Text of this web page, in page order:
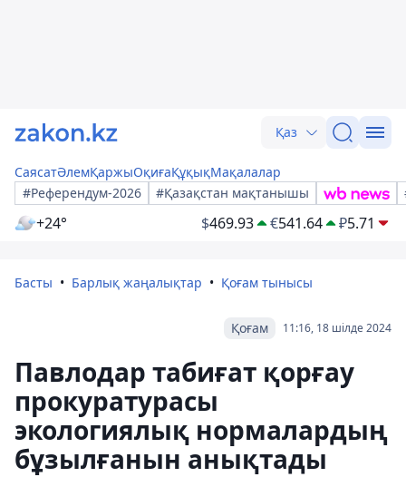
Қаз
СаясатӘлемҚаржыОқиғаҚұқықМақалалар
#Референдум-2026
#Қазақстан мақтанышы
+24° $469.93 €541.64 ₽5.71
Басты Барлық жаңалықтар Қоғам тынысы
11:16, 18 шілде 2024
Қоғам
Павлодар табиғат қорғау
прокуратурасы
экологиялық нормалардың
бұзылғанын анықтады